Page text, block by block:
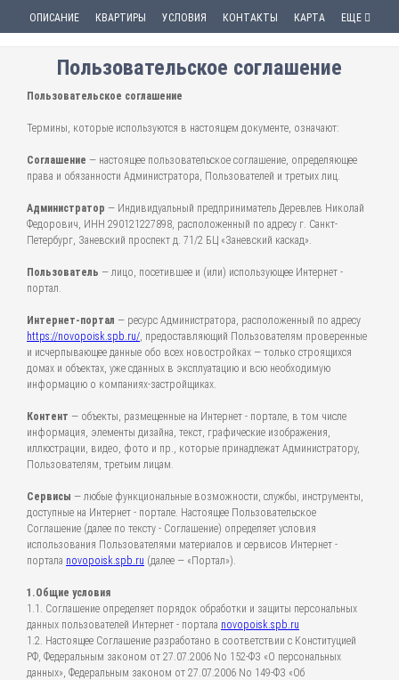
ОПИСАНИЕ КВАРТИРЫ УСЛОВИЯ КОНТАКТЫ КАРТА ЕЩЕ
Пользовательское соглашение
Пользовательское соглашение
Термины, которые используются в настоящем документе, означают:
Соглашение — настоящее пользовательское соглашение, определяющее
права и обязанности Администратора, Пользователей и третьих лиц.
Администратор — Индивидуальный предприниматель Деревлев Николай
Федорович, ИНН 290121227898, расположенный по адресу г. Санкт-
Петербург, Заневский проспект д. 71/2 БЦ «Заневский каскад».
Пользователь — лицо, посетившее и (или) использующее Интернет -
портал.
Интернет-портал — ресурс Администратора, расположенный по адресу
https://novopoisk.spb.ru/, предоставляющий Пользователям проверенные
и исчерпывающее данные обо всех новостройках — только строящихся
домах и объектах, уже сданных в эксплуатацию и всю необходимую
информацию о компаниях-застройщиках.
Контент — объекты, размещенные на Интернет - портале, в том числе
информация, элементы дизайна, текст, графические изображения,
иллюстрации, видео, фото и пр., которые принадлежат Администратору,
Пользователям, третьим лицам.
Сервисы — любые функциональные возможности, службы, инструменты,
доступные на Интернет - портале. Настоящее Пользовательское
Соглашение (далее по тексту - Соглашение) определяет условия
использования Пользователями материалов и сервисов Интернет -
портала novopoisk.spb.ru (далее — «Портал»).
1.Общие условия
1.1. Соглашение определяет порядок обработки и защиты персональных
данных пользователей Интернет - портала novopoisk.spb.ru
1.2. Настоящее Соглашение разработано в соответствии с Конституцией
РФ, Федеральным законом от 27.07.2006 No 152-ФЗ «О персональных
данных», Федеральным законом от 27.07.2006 No 149-ФЗ «Об